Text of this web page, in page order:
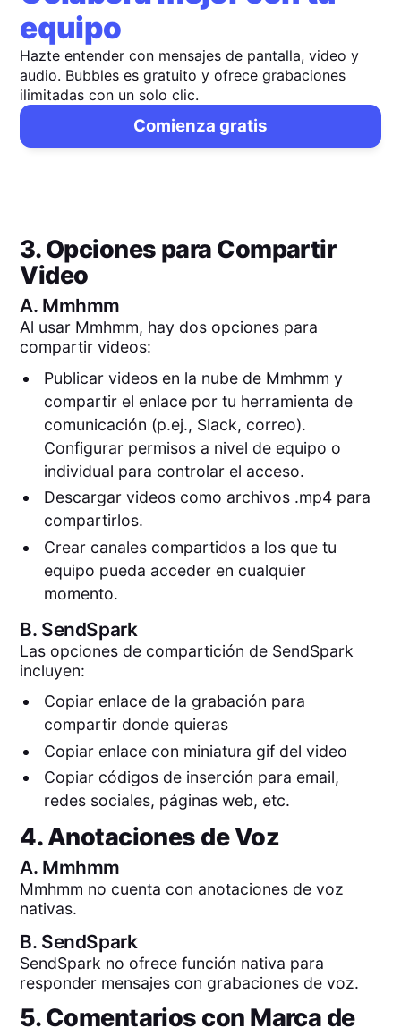
equipo
Hazte entender con mensajes de pantalla, video y
audio. Bubbles es gratuito y ofrece grabaciones
ilimitadas con un solo clic.
Comienza gratis
3. Opciones para Compartir
Video
A. Mmhmm
Al usar Mmhmm, hay dos opciones para
compartir videos:
Publicar videos en la nube de Mmhmm y
compartir el enlace por tu herramienta de
comunicación (p.ej., Slack, correo).
Configurar permisos a nivel de equipo o
individual para controlar el acceso.
Descargar videos como archivos .mp4 para
compartirlos.
Crear canales compartidos a los que tu
equipo pueda acceder en cualquier
momento.
B. SendSpark
Las opciones de compartición de SendSpark
incluyen:
Copiar enlace de la grabación para
compartir donde quieras
Copiar enlace con miniatura gif del video
Copiar códigos de inserción para email,
redes sociales, páginas web, etc.
4. Anotaciones de Voz
A. Mmhmm
Mmhmm no cuenta con anotaciones de voz
nativas.
B. SendSpark
SendSpark no ofrece función nativa para
responder mensajes con grabaciones de voz.
5. Comentarios con Marca de